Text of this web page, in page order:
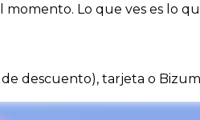
Lo que ves es lo
de descuento), tarjeta o Bizum